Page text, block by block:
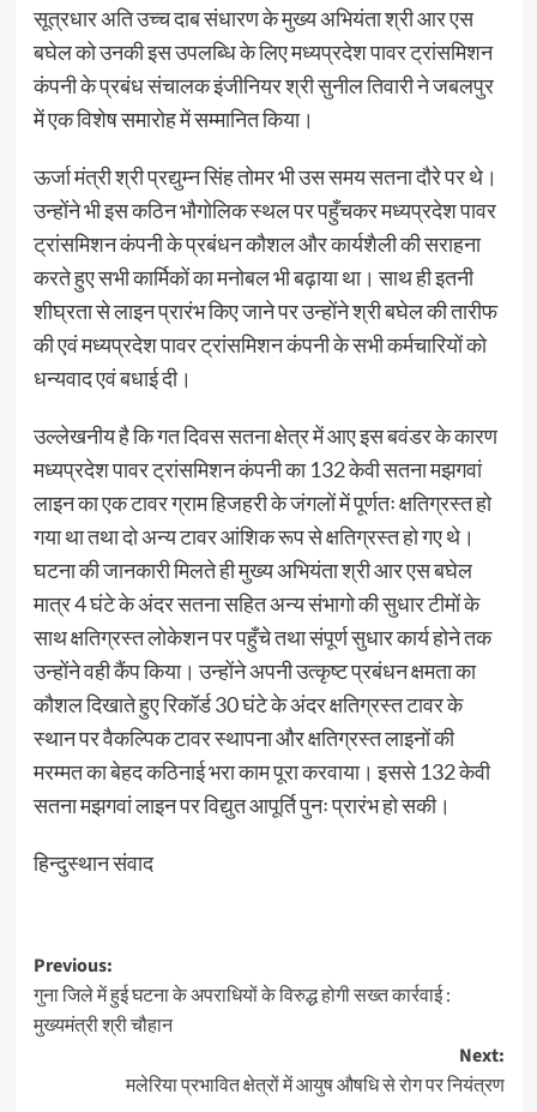
सूत्रधार अति उच्च दाब संधारण के मुख्य अभियंता श्री आर एस
बघेल को उनकी इस उपलब्धि के लिए मध्यप्रदेश पावर ट्रांसमिशन
कंपनी के प्रबंध संचालक इंजीनियर श्री सुनील तिवारी ने जबलपुर
में एक विशेष समारोह में सम्मानित किया।
ऊर्जा मंत्री श्री प्रद्युम्न सिंह तोमर भी उस समय सतना दौरे पर थे।
उन्होंने भी इस कठिन भौगोलिक स्थल पर पहुँचकर मध्यप्रदेश पावर
ट्रांसमिशन कंपनी के प्रबंधन कौशल और कार्यशैली की सराहना
करते हुए सभी कार्मिकों का मनोबल भी बढ़ाया था। साथ ही इतनी
शीघ्रता से लाइन प्रारंभ किए जाने पर उन्होंने श्री बघेल की तारीफ
की एवं मध्यप्रदेश पावर ट्रांसमिशन कंपनी के सभी कर्मचारियों को
धन्यवाद एवं बधाई दी।
उल्लेखनीय है कि गत दिवस सतना क्षेत्र में आए इस बवंडर के कारण
मध्यप्रदेश पावर ट्रांसमिशन कंपनी का 132 केवी सतना मझगवां
लाइन का एक टावर ग्राम हिजहरी के जंगलों में पूर्णतः क्षतिग्रस्त हो
गया था तथा दो अन्य टावर आंशिक रूप से क्षतिग्रस्त हो गए थे।
घटना की जानकारी मिलते ही मुख्य अभियंता श्री आर एस बघेल
मात्र 4 घंटे के अंदर सतना सहित अन्य संभागो की सुधार टीमों के
साथ क्षतिग्रस्त लोकेशन पर पहुँचे तथा संपूर्ण सुधार कार्य होने तक
उन्होंने वही कैंप किया। उन्होंने अपनी उत्कृष्ट प्रबंधन क्षमता का
कौशल दिखाते हुए रिकॉर्ड 30 घंटे के अंदर क्षतिग्रस्त टावर के
स्थान पर वैकल्पिक टावर स्थापना और क्षतिग्रस्त लाइनों की
मरम्मत का बेहद कठिनाई भरा काम पूरा करवाया। इससे 132 केवी
सतना मझगवां लाइन पर विद्युत आपूर्ति पुनः प्रारंभ हो सकी।
हिन्दुस्थान संवाद
Post
navigation
Previous:
गुना जिले में हुई घटना के अपराधियों के विरुद्ध होगी सख्त कार्रवाई :
मुख्यमंत्री श्री चौहान
Next:
मलेरिया प्रभावित क्षेत्रों में आयुष औषधि से रोग पर नियंत्रण